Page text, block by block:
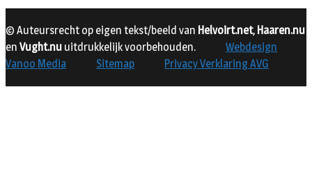
© Auteursrecht op eigen tekst/beeld van Helvoirt.net, Haaren.nu
en Vught.nu uitdrukkelijk voorbehouden.
Webdesign
Vanoo Media
Sitemap Privacy Verklaring AVG